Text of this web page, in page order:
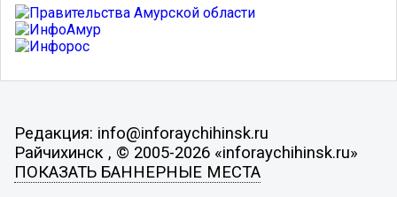
Редакция: info@inforaychihinsk.ru
Райчихинск , © 2005-2026 «inforaychihinsk.ru»
ПОКАЗАТЬ БАННЕРНЫЕ МЕСТА